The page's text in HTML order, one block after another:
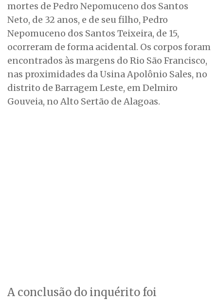
mortes de Pedro Nepomuceno dos Santos
Neto, de 32 anos, e de seu filho, Pedro
Nepomuceno dos Santos Teixeira, de 15,
ocorreram de forma acidental. Os corpos foram
encontrados às margens do Rio São Francisco,
nas proximidades da Usina Apolônio Sales, no
distrito de Barragem Leste, em Delmiro
Gouveia, no Alto Sertão de Alagoas.
A conclusão do inquérito foi